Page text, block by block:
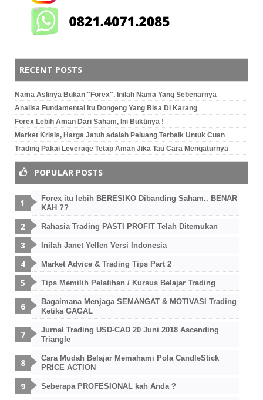
RECENT POSTS
Nama Aslinya Bukan "Forex". Inilah Nama Yang Sebenarnya
Analisa Fundamental Itu Dongeng Yang Bisa Di Karang
Forex Lebih Aman Dari Saham, Ini Buktinya !
Market Krisis, Harga Jatuh adalah Peluang Terbaik Untuk Cuan
Trading Pakai Leverage Tetap Aman Jika Tau Cara Mengaturnya
POPULAR POSTS
Forex itu lebih BERESIKO Dibanding Saham.. BENAR
KAH ??
Rahasia Trading PASTI PROFIT Telah Ditemukan
Inilah Janet Yellen Versi Indonesia
Market Advice & Trading Tips Part 2
Tips Memilih Pelatihan / Kursus Belajar Trading
Bagaimana Menjaga SEMANGAT & MOTIVASI Trading
Ketika GAGAL
Jurnal Trading USD-CAD 20 Juni 2018 Ascending
Triangle
Cara Mudah Belajar Memahami Pola CandleStick
PRICE ACTION
Seberapa PROFESIONAL kah Anda ?